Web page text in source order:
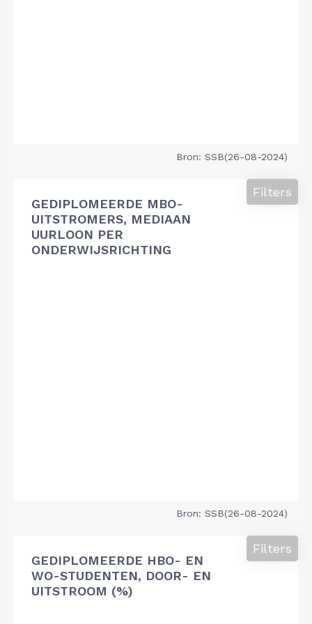
Bron: SSB(26-08-2024)
GEDIPLOMEERDE MBO-
UITSTROMERS, MEDIAAN
UURLOON PER
ONDERWIJSRICHTING
Filters
Bron: SSB(26-08-2024)
GEDIPLOMEERDE HBO- EN
WO-STUDENTEN, DOOR- EN
UITSTROOM (%)
Filters